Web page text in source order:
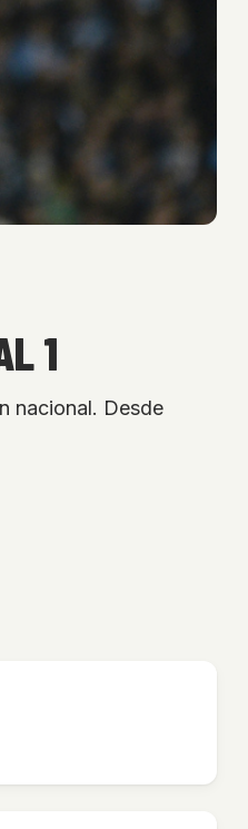
1
nacional. Desde